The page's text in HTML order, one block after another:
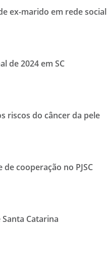
ex-marido em rede social
de 2024 em SC
riscos do câncer da pele
cooperação no PJSC
Catarina